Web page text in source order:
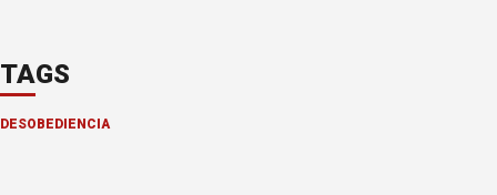
TAGS
DESOBEDIENCIA